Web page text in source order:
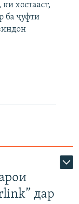
хостааст,
ба ҷуфти
дар